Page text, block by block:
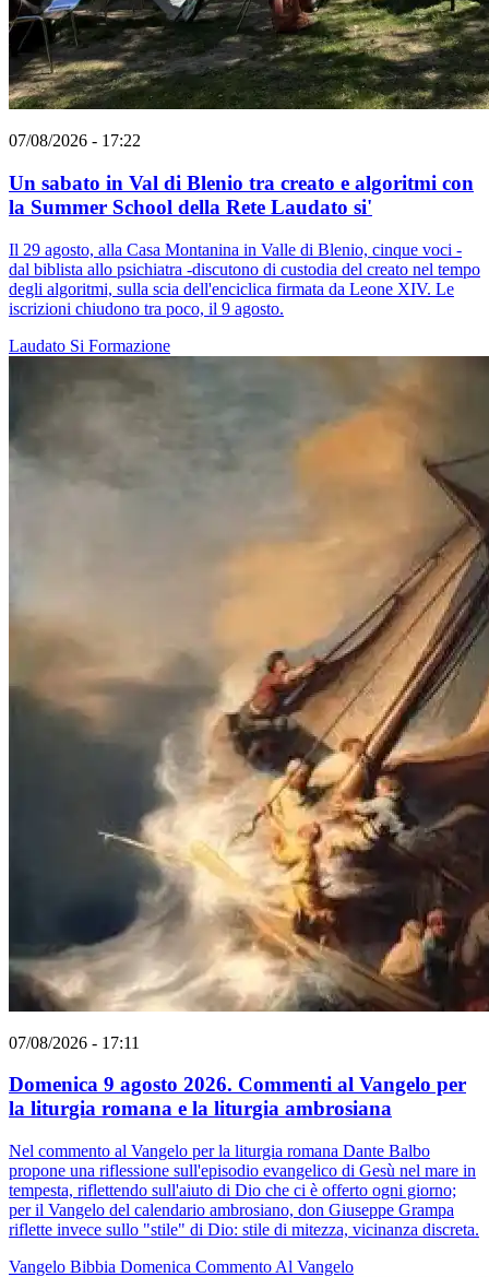
07/08/2026 - 17:22
Un sabato in Val di Blenio tra creato e algoritmi con
la Summer School della Rete Laudato si'
Il 29 agosto, alla Casa Montanina in Valle di Blenio, cinque voci -
dal biblista allo psichiatra -discutono di custodia del creato nel tempo
degli algoritmi, sulla scia dell'enciclica firmata da Leone XIV. Le
iscrizioni chiudono tra poco, il 9 agosto.
Laudato Si Formazione
07/08/2026 - 17:11
Domenica 9 agosto 2026. Commenti al Vangelo per
la liturgia romana e la liturgia ambrosiana
Nel commento al Vangelo per la liturgia romana Dante Balbo
propone una riflessione sull'episodio evangelico di Gesù nel mare in
tempesta, riflettendo sull'aiuto di Dio che ci è offerto ogni giorno;
per il Vangelo del calendario ambrosiano, don Giuseppe Grampa
riflette invece sullo "stile" di Dio: stile di mitezza, vicinanza discreta.
Vangelo Bibbia Domenica Commento Al Vangelo